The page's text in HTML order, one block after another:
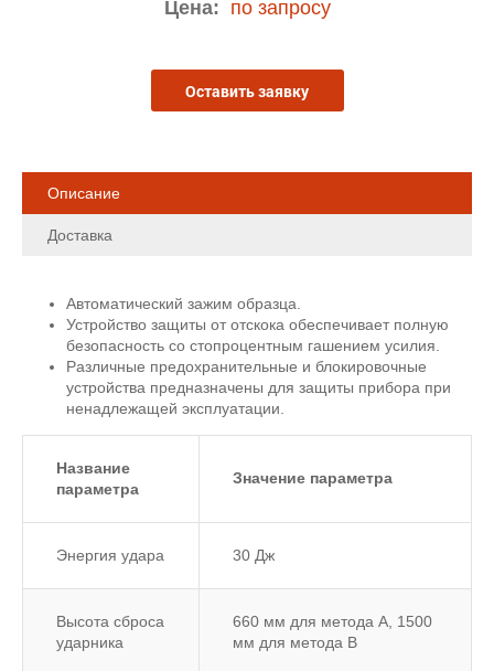
Цена: по запросу
Оставить заявку
Описание
Доставка
Автоматический зажим образца.
Устройство защиты от отскока обеспечивает полную
безопасность со стопроцентным гашением усилия.
Различные предохранительные и блокировочные
устройства предназначены для защиты прибора при
ненадлежащей эксплуатации.
Название
параметра
Значение параметра
Энергия удара 30 Дж
Высота сброса
ударника
660 мм для метода А, 1500
мм для метода B